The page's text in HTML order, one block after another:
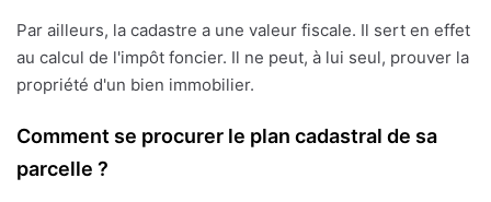
Par ailleurs, la cadastre a une valeur fiscale. Il sert en effet
au calcul de l'impôt foncier. Il ne peut, à lui seul, prouver la
propriété d'un bien immobilier.
Comment se procurer le plan cadastral de sa
parcelle ?